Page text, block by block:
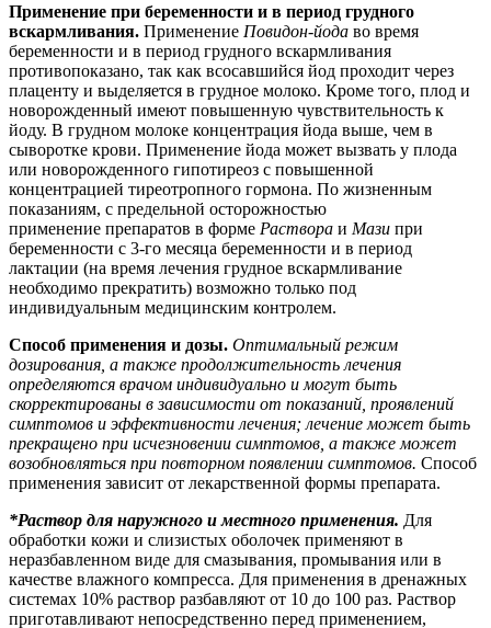
Применение при беременности и в период грудного
вскармливания. Применение Повидон-йода во время
беременности и в период грудного вскармливания
противопоказано, так как всосавшийся йод проходит через
плаценту и выделяется в грудное молоко. Кроме того, плод и
новорожденный имеют повышенную чувствительность к
йоду. В грудном молоке концентрация йода выше, чем в
сыворотке крови. Применение йода может вызвать у плода
или новорожденного гипотиреоз с повышенной
концентрацией тиреотропного гормона. По жизненным
показаниям, с предельной осторожностью
применение препаратов в форме Раствора и Мази при
беременности с 3-го месяца беременности и в период
лактации (на время лечения грудное вскармливание
необходимо прекратить) возможно только под
индивидуальным медицинским контролем.
Способ применения и дозы. Оптимальный режим
дозирования , а также продолжительность лечения
определяются врачом индивидуально и могут быть
скорректированы в зависимости от показаний, проявлений
симптомов и эффективности лечения; лечение может быть
прекращено при исчезновении симптомов, а также может
возобновляться при повторном появлении симптомов. Способ
применения зависит от лекарственной формы препарата.
*Раствор для наружного и местного применения. Для
обработки кожи и слизистых оболочек применяют в
неразбавленном виде для смазывания, промывания или в
качестве влажного компресса. Для применения в дренажных
системах 10% раствор разбавляют от 10 до 100 раз. Раствор
приготавливают непосредственно перед применением,